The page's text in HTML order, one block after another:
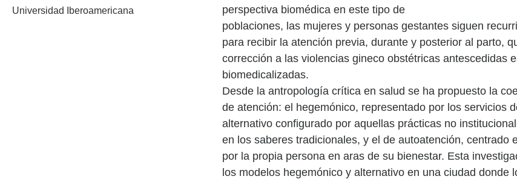
Universidad Iberoamericana
perspectiva biomédica en este tipo de
poblaciones, las mujeres y personas gestantes siguen
para recibir la atención previa, durante y posterior al parto,
corrección a las violencias gineco obstétricas antescedidas
biomedicalizadas.
Desde la antropología crítica en salud se ha propuesto la
de atención: el hegemónico, representado por los servicios
alternativo configurado por aquellas prácticas no
en los saberes tradicionales, y el de autoatención, centrado
por la propia persona en aras de su bienestar. Esta
los modelos hegemónico y alternativo en una ciudad donde